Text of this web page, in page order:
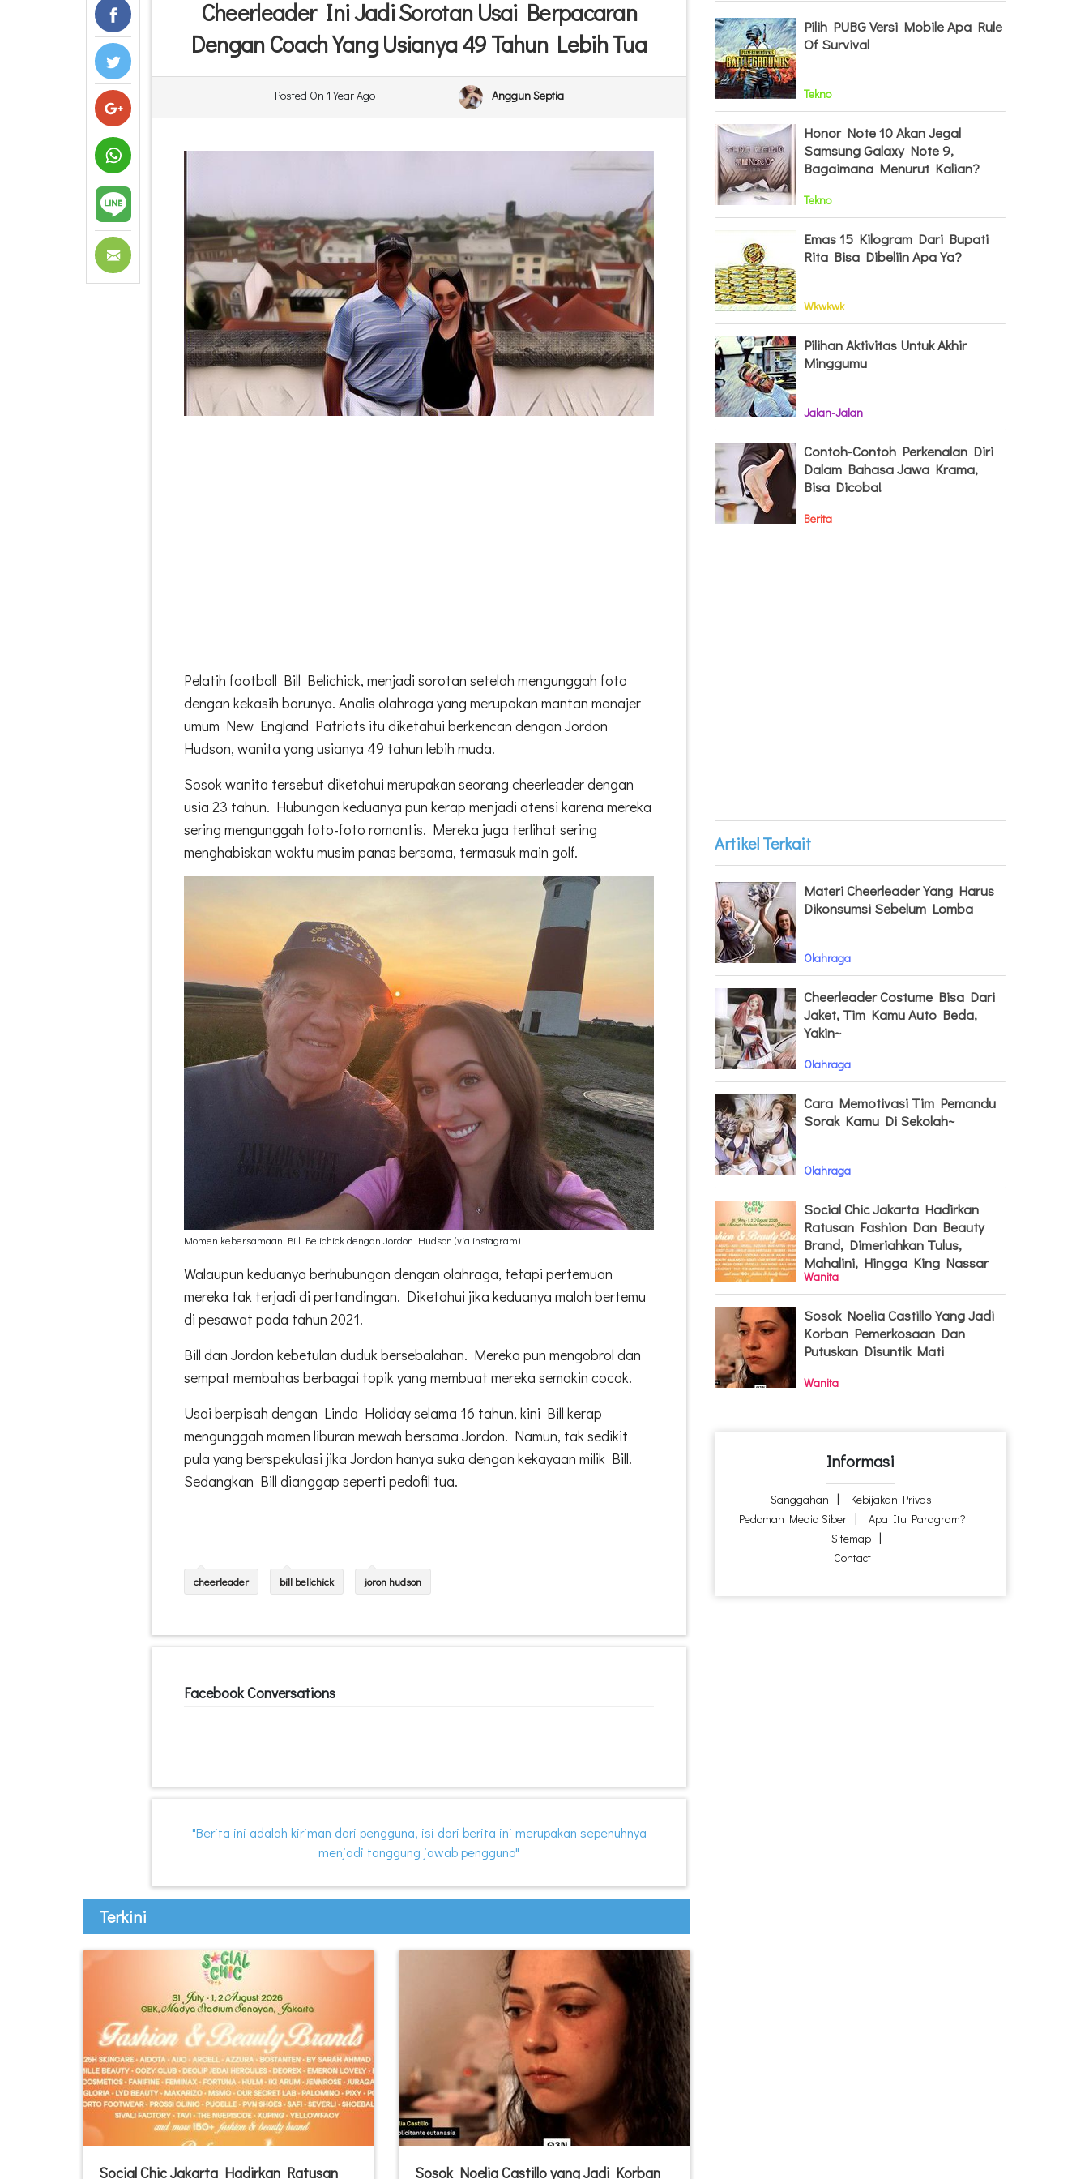
Cheerleader Ini Jadi Sorotan Usai Berpacaran
Dengan Coach Yang Usianya 49 Tahun Lebih Tua
Posted On 1 Year Ago Anggun Septia
Pelatih football Bill Belichick, menjadi sorotan setelah mengunggah foto
dengan kekasih barunya. Analis olahraga yang merupakan mantan manajer
umum New England Patriots itu diketahui berkencan dengan Jordon
Hudson, wanita yang usianya 49 tahun lebih muda.
Sosok wanita tersebut diketahui merupakan seorang cheerleader dengan
usia 23 tahun. Hubungan keduanya pun kerap menjadi atensi karena mereka
sering mengunggah foto-foto romantis. Mereka juga terlihat sering
menghabiskan waktu musim panas bersama, termasuk main golf.
Momen kebersamaan Bill Belichick dengan Jordon Hudson (via instagram)
Walaupun keduanya berhubungan dengan olahraga, tetapi pertemuan
mereka tak terjadi di pertandingan. Diketahui jika keduanya malah bertemu
di pesawat pada tahun 2021.
Bill dan Jordon kebetulan duduk bersebalahan. Mereka pun mengobrol dan
sempat membahas berbagai topik yang membuat mereka semakin cocok.
Usai berpisah dengan Linda Holiday selama 16 tahun, kini Bill kerap
mengunggah momen liburan mewah bersama Jordon. Namun, tak sedikit
pula yang berspekulasi jika Jordon hanya suka dengan kekayaan milik Bill.
Sedangkan Bill dianggap seperti pedofil tua.
cheerleader bill belichick joron hudson
Facebook Conversations
"Berita ini adalah kiriman dari pengguna, isi dari berita ini merupakan sepenuhnya
menjadi tanggung jawab pengguna"
Terkini
Social Chic Jakarta Hadirkan Ratusan Sosok Noelia Castillo yang Jadi Korban
Pilih PUBG Versi Mobile Apa Rule
Of Survival
Tekno
Honor Note 10 Akan Jegal
Samsung Galaxy Note 9,
Bagaimana Menurut Kalian?
Tekno
Emas 15 Kilogram Dari Bupati
Rita Bisa Dibeliin Apa Ya?
Wkwkwk
Pilihan Aktivitas Untuk Akhir
Minggumu
Jalan-Jalan
Contoh-Contoh Perkenalan Diri
Dalam Bahasa Jawa Krama,
Bisa Dicoba!
Berita
Artikel Terkait
Materi Cheerleader Yang Harus
Dikonsumsi Sebelum Lomba
Olahraga
Cheerleader Costume Bisa Dari
Jaket, Tim Kamu Auto Beda,
Yakin~
Olahraga
Cara Memotivasi Tim Pemandu
Sorak Kamu Di Sekolah~
Olahraga
Social Chic Jakarta Hadirkan
Ratusan Fashion Dan Beauty
Brand, Dimeriahkan Tulus,
Mahalini, Hingga King Nassar
Wanita
Sosok Noelia Castillo Yang Jadi
Korban Pemerkosaan Dan
Putuskan Disuntik Mati
Wanita
Informasi
Sanggahan
Kebijakan Privasi
Pedoman Media Siber
Apa Itu Paragram?
Sitemap
Contact